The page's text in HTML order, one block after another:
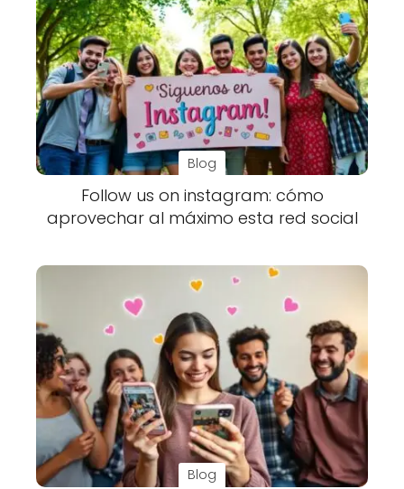
Blog
Follow us on instagram: cómo
aprovechar al máximo esta red social
Blog